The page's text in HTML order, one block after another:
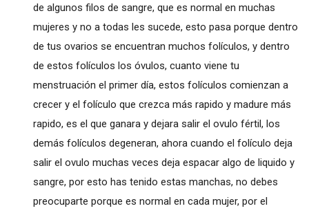
de algunos filos de sangre, que es normal en muchas
mujeres y no a todas les sucede, esto pasa porque dentro
de tus ovarios se encuentran muchos folículos, y dentro
de estos folículos los óvulos, cuanto viene tu
menstruación el primer día, estos folículos comienzan a
crecer y el folículo que crezca más rapido y madure más
rapido, es el que ganara y dejara salir el ovulo fértil, los
demás folículos degeneran, ahora cuando el folículo deja
salir el ovulo muchas veces deja espacar algo de liquido y
sangre, por esto has tenido estas manchas, no debes
preocuparte porque es normal en cada mujer, por el